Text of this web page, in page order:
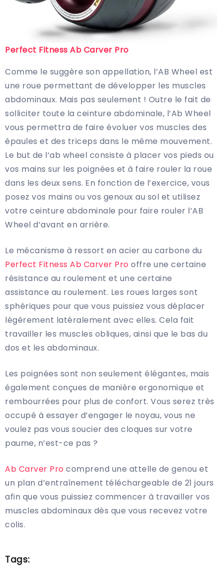
Perfect Fitness Ab Carver Pro
Comme le suggère son appellation, l’AB Wheel est
une roue permettant de développer les muscles
abdominaux. Mais pas seulement ! Outre le fait de
solliciter toute la ceinture abdominale, l’Ab Wheel
vous permettra de faire évoluer vos muscles des
épaules et des triceps dans le même mouvement.
Le but de l’ab wheel consiste à placer vos pieds ou
vos mains sur les poignées et à faire rouler la roue
dans les deux sens. En fonction de l’exercice, vous
posez vos mains ou vos genoux au sol et utilisez
votre ceinture abdominale pour faire rouler l’AB
Wheel d’avant en arrière.
Le mécanisme à ressort en acier au carbone du
Perfect Fitness Ab Carver Pro offre une certaine
résistance au roulement et une certaine
assistance au roulement. Les roues larges sont
sphériques pour que vous puissiez vous déplacer
légèrement latéralement avec elles. Cela fait
travailler les muscles obliques, ainsi que le bas du
dos et les abdominaux.
Les poignées sont non seulement élégantes, mais
également conçues de manière ergonomique et
rembourrées pour plus de confort. Vous serez très
occupé à essayer d’engager le noyau, vous ne
voulez pas vous soucier des cloques sur votre
paume, n’est-ce pas ?
Ab Carver Pro comprend une attelle de genou et
un plan d’entraînement téléchargeable de 21 jours
afin que vous puissiez commencer à travailler vos
muscles abdominaux dès que vous recevez votre
colis.
Tags: